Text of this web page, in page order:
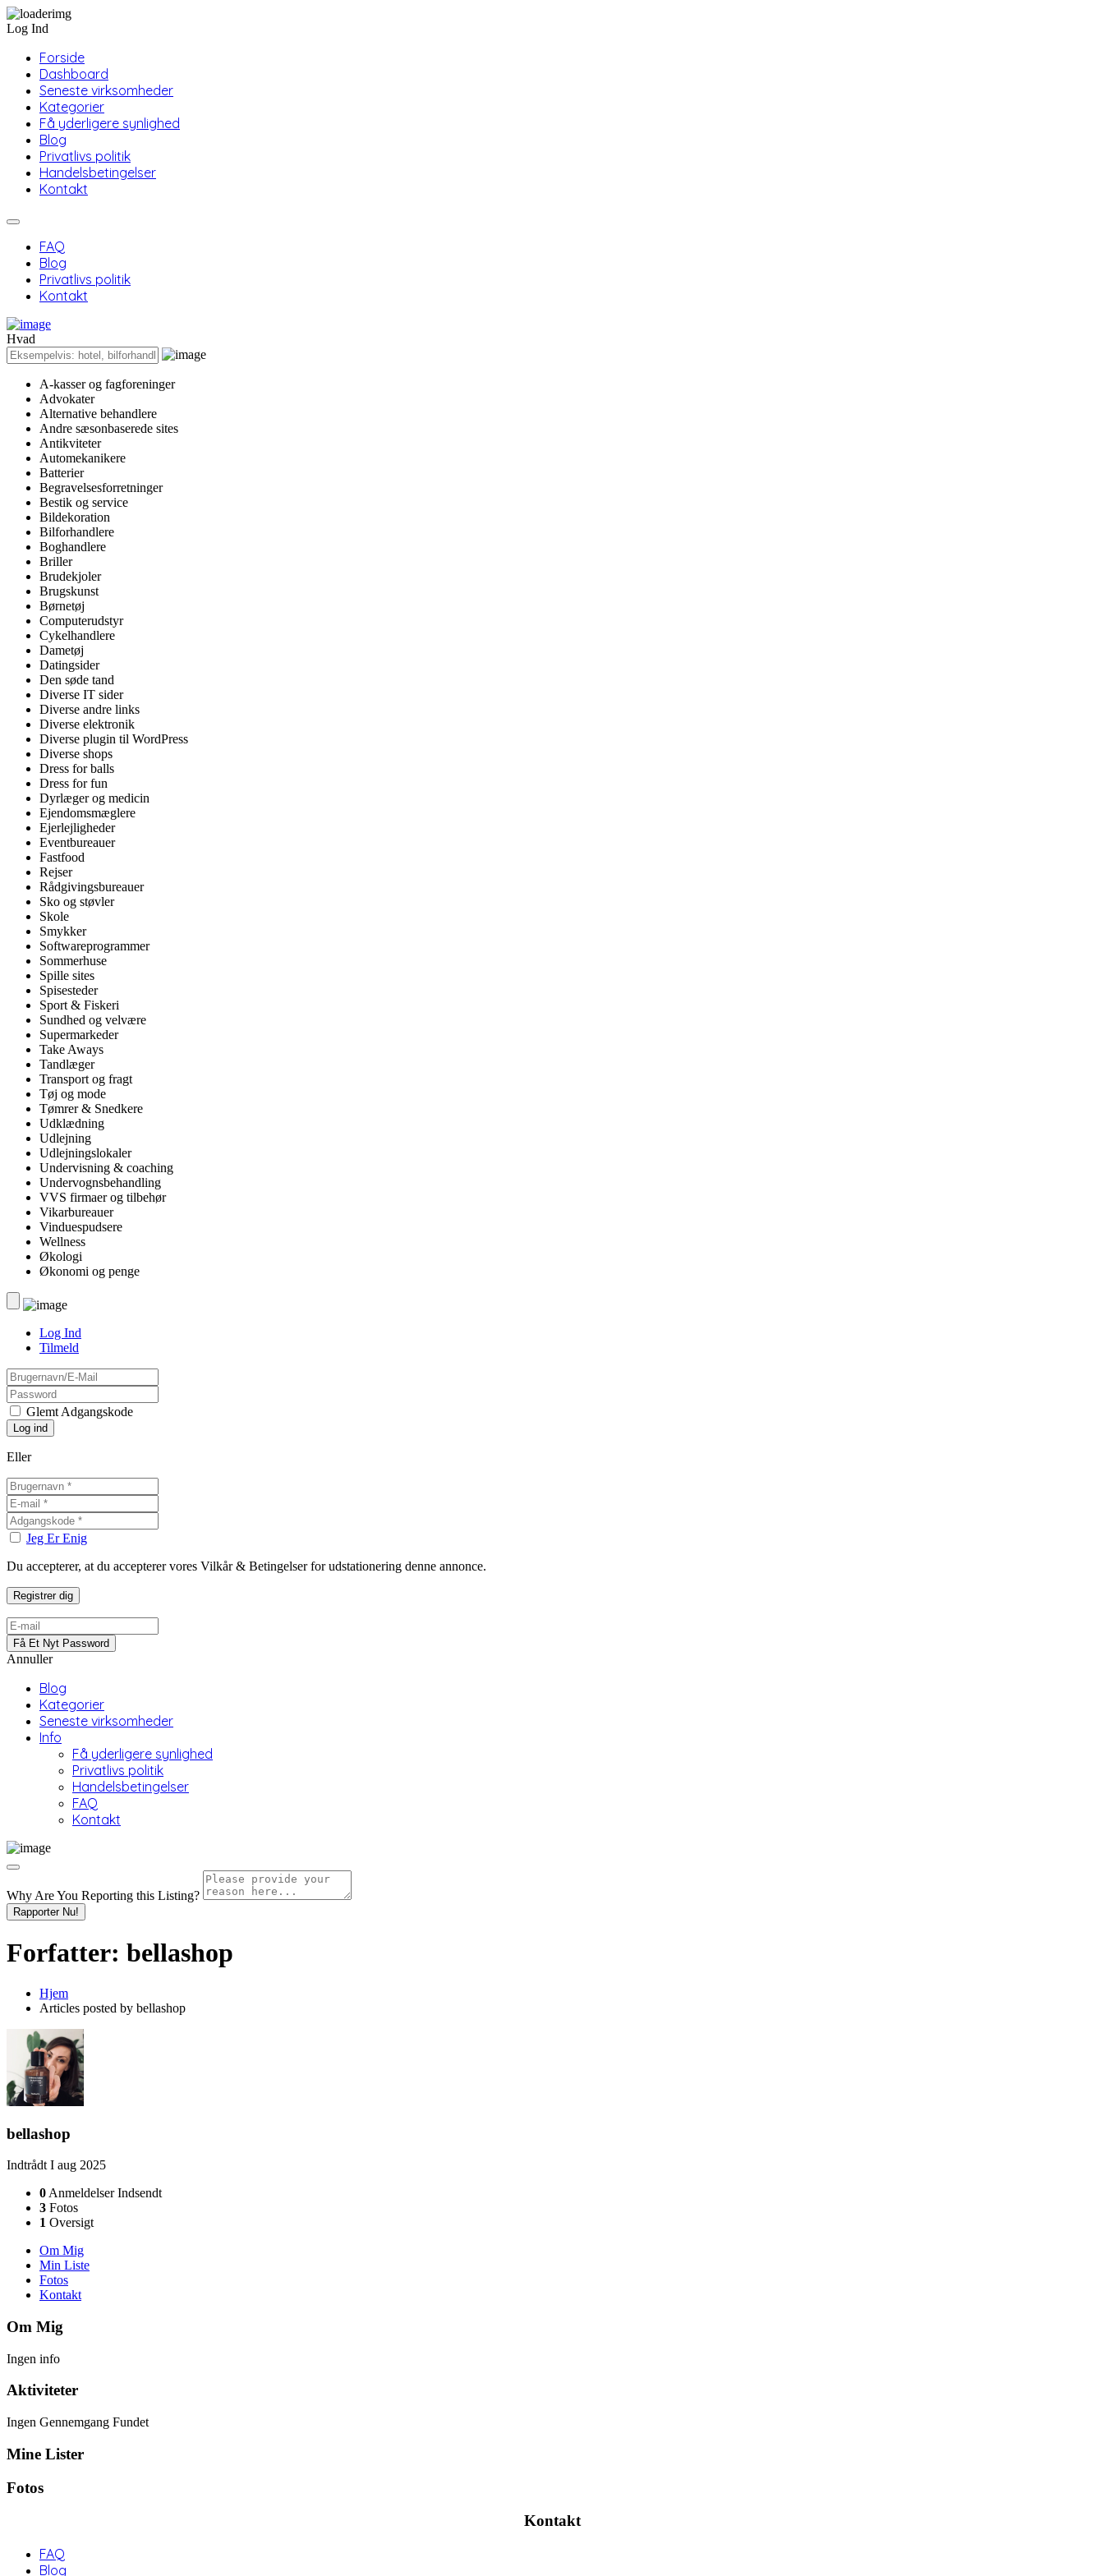
Log Ind
Forside
Dashboard
Seneste virksomheder
Kategorier
Få yderligere synlighed
Blog
Privatlivs politik
Handelsbetingelser
Kontakt
FAQ
Blog
Privatlivs politik
Kontakt
Hvad
A-kasser og fagforeninger
Advokater
Alternative behandlere
Andre sæsonbaserede sites
Antikviteter
Automekanikere
Batterier
Begravelsesforretninger
Bestik og service
Bildekoration
Bilforhandlere
Boghandlere
Briller
Brudekjoler
Brugskunst
Børnetøj
Computerudstyr
Cykelhandlere
Dametøj
Datingsider
Den søde tand
Diverse IT sider
Diverse andre links
Diverse elektronik
Diverse plugin til WordPress
Diverse shops
Dress for balls
Dress for fun
Dyrlæger og medicin
Ejendomsmæglere
Ejerlejligheder
Eventbureauer
Fastfood
Rejser
Rådgivingsbureauer
Sko og støvler
Skole
Smykker
Softwareprogrammer
Sommerhuse
Spille sites
Spisesteder
Sport & Fiskeri
Sundhed og velvære
Supermarkeder
Take Aways
Tandlæger
Transport og fragt
Tøj og mode
Tømrer & Snedkere
Udklædning
Udlejning
Udlejningslokaler
Undervisning & coaching
Undervognsbehandling
VVS firmaer og tilbehør
Vikarbureauer
Vinduespudsere
Wellness
Økologi
Økonomi og penge
Log Ind
Tilmeld
Glemt Adgangskode
Eller
Jeg Er Enig
Du accepterer, at du accepterer vores Vilkår & Betingelser for udstationering denne annonce.
Annuller
Blog
Kategorier
Seneste virksomheder
Info
Få yderligere synlighed
Privatlivs politik
Handelsbetingelser
FAQ
Kontakt
Why Are You Reporting this Listing?
Rapporter Nu!
Forfatter: bellashop
Hjem
Articles posted by bellashop
bellashop
Indtrådt I aug 2025
0 Anmeldelser Indsendt
3 Fotos
1 Oversigt
Om Mig
Min Liste
Fotos
Kontakt
Om Mig
Ingen info
Aktiviteter
Ingen Gennemgang Fundet
Mine Lister
Fotos
Kontakt
FAQ
Blog